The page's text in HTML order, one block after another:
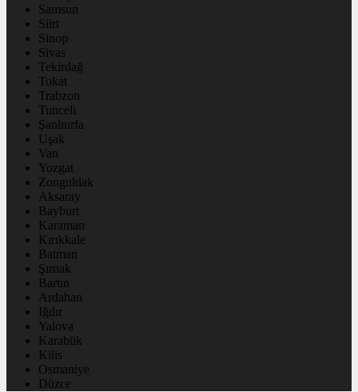
Samsun
Siirt
Sinop
Sivas
Tekirdağ
Tokat
Trabzon
Tunceli
Şanlıurfa
Uşak
Van
Yozgat
Zonguldak
Aksaray
Bayburt
Karaman
Kırıkkale
Batman
Şırnak
Bartın
Ardahan
Iğdır
Yalova
Karabük
Kilis
Osmaniye
Düzce